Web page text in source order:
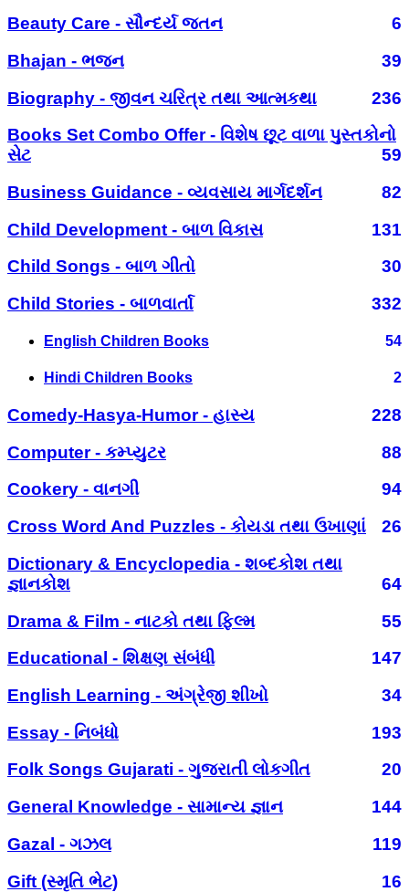
Beauty Care - સૌન્દર્ય જતન
6
Bhajan - ભજન
39
Biography - જીવન ચરિત્ર તથા આત્મકથા
236
Books Set Combo Offer - વિશેષ છૂટ વાળા પુસ્તકોનો
સેટ
59
Business Guidance - વ્યવસાય માર્ગદર્શન
82
Child Development - બાળ વિકાસ
131
Child Songs - બાળ ગીતો
30
Child Stories - બાળવાર્તા
332
English Children Books 54
Hindi Children Books 2
Comedy-Hasya-Humor - હાસ્ય
228
Computer - કમ્પ્યુટર
88
Cookery - વાનગી
94
Cross Word And Puzzles - કોયડા તથા ઉખાણાં
26
Dictionary & Encyclopedia - શબ્દકોશ તથા
જ્ઞાનકોશ
64
Drama & Film - નાટકો તથા ફિલ્મ
55
Educational - શિક્ષણ સંબંધી
147
English Learning - અંગ્રેજી શીખો
34
Essay - નિબંધો
193
Folk Songs Gujarati - ગુજરાતી લોકગીત
20
General Knowledge - સામાન્ય જ્ઞાન
144
Gazal - ગઝલ
119
Gift (સ્મૃતિ ભેટ)
16